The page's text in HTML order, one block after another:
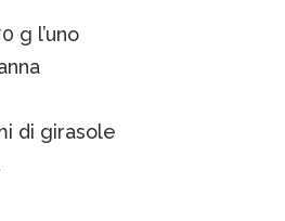
g l’uno
di girasole